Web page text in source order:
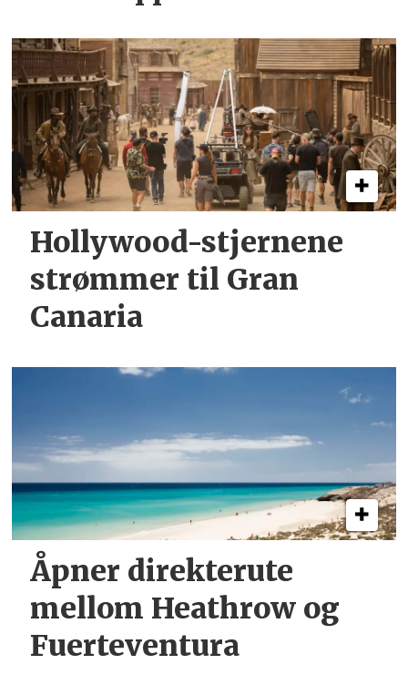
Hollywood-stjernene
strømmer til Gran
Canaria
Åpner direkterute
mellom Heathrow og
Fuerteventura